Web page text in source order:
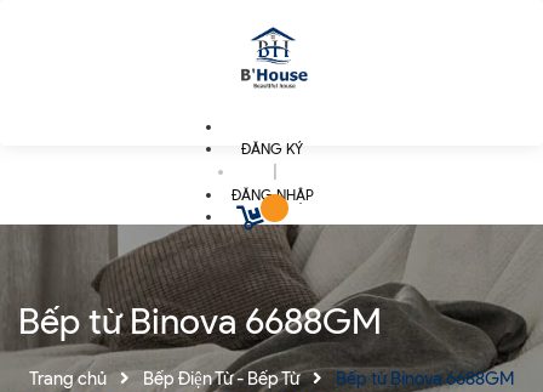
ĐĂNG KÝ
ĐĂNG NHẬP
Bếp từ Binova 6688GM
Trang chủ Bếp Điện Từ - Bếp Từ
Bếp từ Binova 6688GM